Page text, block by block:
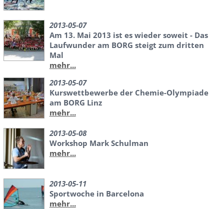
2013-05-07
Am 13. Mai 2013 ist es wieder soweit - Das
Laufwunder am BORG steigt zum dritten
Mal
mehr...
2013-05-07
Kurswettbewerbe der Chemie-Olympiade
am BORG Linz
mehr...
2013-05-08
Workshop Mark Schulman
mehr...
2013-05-11
Sportwoche in Barcelona
mehr...